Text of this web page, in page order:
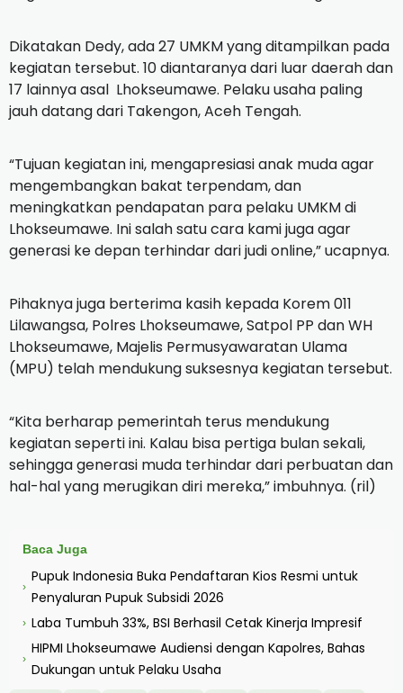
Dikatakan Dedy, ada 27 UMKM yang ditampilkan pada
kegiatan tersebut. 10 diantaranya dari luar daerah dan
17 lainnya asal Lhokseumawe. Pelaku usaha paling
jauh datang dari Takengon, Aceh Tengah.
“Tujuan kegiatan ini, mengapresiasi anak muda agar
mengembangkan bakat terpendam, dan
meningkatkan pendapatan para pelaku UMKM di
Lhokseumawe. Ini salah satu cara kami juga agar
generasi ke depan terhindar dari judi online,” ucapnya.
Pihaknya juga berterima kasih kepada Korem 011
Lilawangsa, Polres Lhokseumawe, Satpol PP dan WH
Lhokseumawe, Majelis Permusyawaratan Ulama
(MPU) telah mendukung suksesnya kegiatan tersebut.
“Kita berharap pemerintah terus mendukung
kegiatan seperti ini. Kalau bisa pertiga bulan sekali,
sehingga generasi muda terhindar dari perbuatan dan
hal-hal yang merugikan diri mereka,” imbuhnya. (ril)
Baca Juga
›
Pupuk Indonesia Buka Pendaftaran Kios Resmi untuk
Penyaluran Pupuk Subsidi 2026
› Laba Tumbuh 33%, BSI Berhasil Cetak Kinerja Impresif
›
HIPMI Lhokseumawe Audiensi dengan Kapolres, Bahas
Dukungan untuk Pelaku Usaha